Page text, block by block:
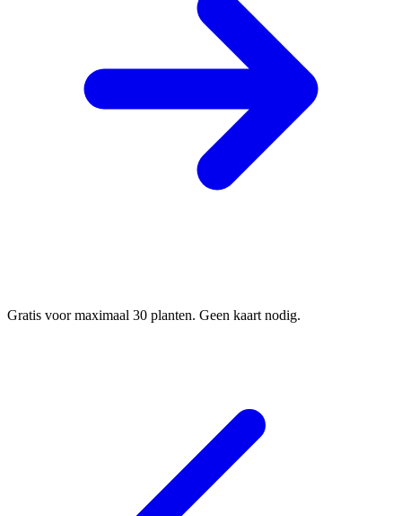
Gratis voor maximaal 30 planten. Geen kaart nodig.